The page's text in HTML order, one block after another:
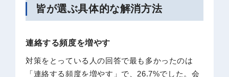
皆が選ぶ具体的な解消方法
連絡する頻度を増やす
対策をとっている人の回答で最も多かったのは
「連絡する頻度を増やす」で、26.7%でした。会